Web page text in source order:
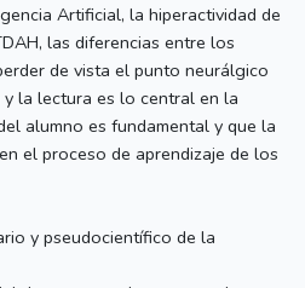
Artificial, la hiperactividad de
las diferencias entre los
de vista el punto neurálgico
la lectura es lo central en la
alumno es fundamental y que la
el proceso de aprendizaje de los
y pseudocientífico de la